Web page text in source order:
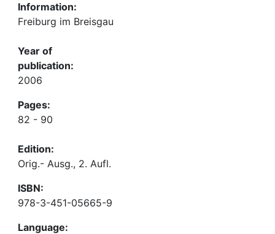
Information:
Freiburg im Breisgau
Year of
publication:
2006
Pages:
82 - 90
Edition:
Orig.- Ausg., 2. Aufl.
ISBN:
978-3-451-05665-9
Language: